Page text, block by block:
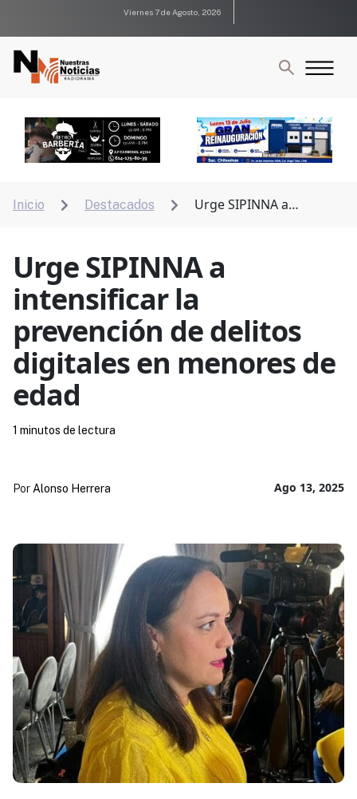
Viernes 7 de Agosto, 2026
Inicio  Destacados 
Urge SIPINNA a
Urge SIPINNA a
intensificar la
prevención de delitos
digitales en menores de
edad
Ago 13, 2025
Por Alonso Herrera
1 minutos de lectura